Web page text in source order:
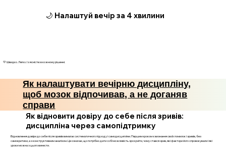
🌙 Налаштуй вечір за 4 хвилини
💛 Швидко. Легко. І з ясністю в кожному рішенні.
Як налаштувати вечірню дисципліну,
щоб мозок відпочивав, а не доганяв
справи
Як відновити довіру до себе після зривів:
дисципліна через самопідтримку
Відновлення довіри до себе після зривів вимагає систематичного підходу і самодисципліни. Першим кроком є визнання своїх помилок і зривів, без
самокритики, а з конструктивним аналізом. Це означає, що потрібно дати собі можливість зрозуміти, чому стався зрив, які фактори його спровокували і які
уроки можна з цього винести.